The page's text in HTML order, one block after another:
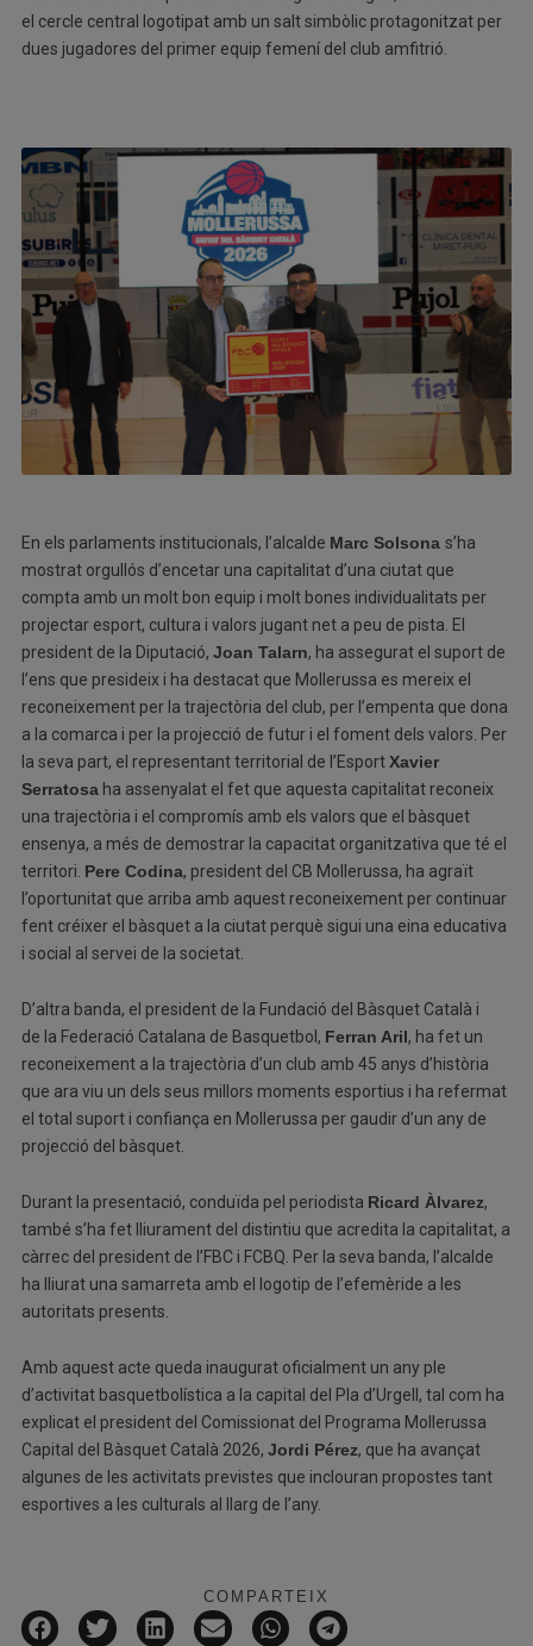
el cercle central logotipat amb un salt simbòlic protagonitzat per
dues jugadores del primer equip femení del club amfitrió.
En els parlaments institucionals, l’alcalde Marc Solsona s’ha
mostrat orgullós d’encetar una capitalitat d’una ciutat que
compta amb un molt bon equip i molt bones individualitats per
projectar esport, cultura i valors jugant net a peu de pista. El
president de la Diputació, Joan Talarn, ha assegurat el suport de
l’ens que presideix i ha destacat que Mollerussa es mereix el
reconeixement per la trajectòria del club, per l’empenta que dona
a la comarca i per la projecció de futur i el foment dels valors. Per
la seva part, el representant territorial de l’EsportXavier
Serratosaha assenyalat el fet que aquesta capitalitat reconeix
una trajectòria i el compromís amb els valors que el bàsquet
ensenya, a més de demostrar la capacitat organitzativa que té el
territori. Pere Codina, president del CB Mollerussa, ha agraït
l’oportunitat que arriba amb aquest reconeixement per continuar
fent créixer el bàsquet a la ciutat perquè sigui una eina educativa
i social al servei de la societat.
D’altra banda, el president de la Fundació del Bàsquet Català i
de la Federació Catalana de Basquetbol, Ferran Aril, ha fet un
reconeixement a la trajectòria d’un club amb 45 anys d’història
que ara viu un dels seus millors moments esportius i ha refermat
el total suport i confiança en Mollerussa per gaudir d’un any de
projecció del bàsquet.
Durant la presentació, conduïda pel periodista Ricard Àlvarez,
també s’ha fet lliurament del distintiu que acredita la capitalitat, a
càrrec del president de l’FBC i FCBQ. Per la seva banda, l’alcalde
ha lliurat una samarreta amb el logotip de l’efemèride a les
autoritats presents.
Amb aquest acte queda inaugurat oficialment un any ple
d’activitat basquetbolística a la capital del Pla d’Urgell, tal com ha
explicat el president del Comissionat del Programa Mollerussa
Capital del Bàsquet Català 2026, Jordi Pérez, que ha avançat
algunes de les activitats previstes que inclouran propostes tant
esportives a les culturals al llarg de l’any.
COMPARTEIX